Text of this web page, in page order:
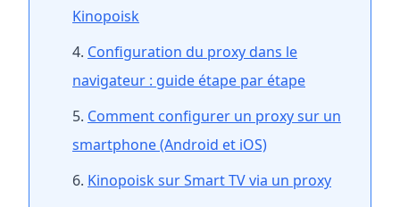
Kinopoisk
Configuration du proxy dans le
navigateur : guide étape par étape
Comment configurer un proxy sur un
smartphone (Android et iOS)
Kinopoisk sur Smart TV via un proxy